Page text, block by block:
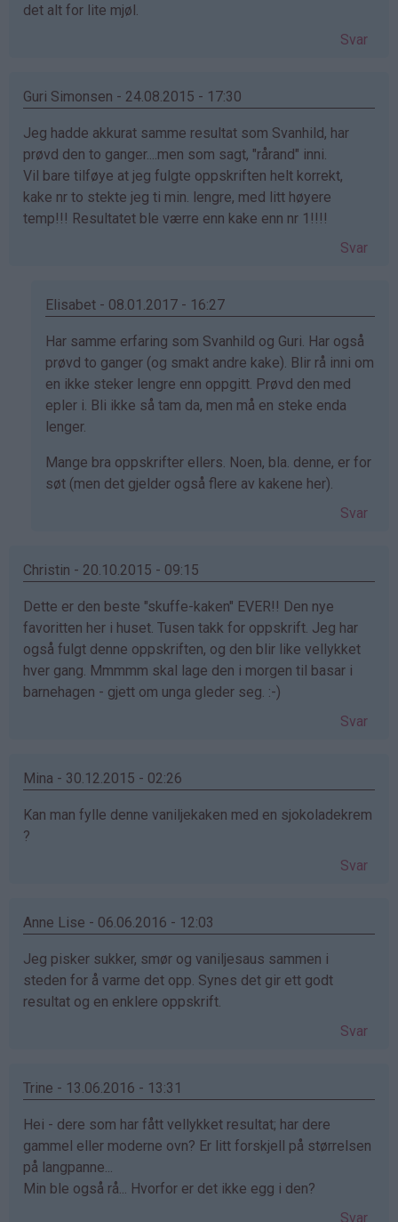
det alt for lite mjøl.
Svar
Guri Simonsen - 24.08.2015 - 17:30
Jeg hadde akkurat samme resultat som Svanhild, har
prøvd den to ganger....men som sagt, "rårand" inni.
Vil bare tilføye at jeg fulgte oppskriften helt korrekt,
kake nr to stekte jeg ti min. lengre, med litt høyere
temp!!! Resultatet ble værre enn kake enn nr 1!!!!
Svar
Elisabet - 08.01.2017 - 16:27
Som
svar
på
av
Guri
(ikke
bekreftet)
Har samme erfaring som Svanhild og Guri. Har også
prøvd to ganger (og smakt andre kake). Blir rå inni om
en ikke steker lengre enn oppgitt. Prøvd den med
epler i. Bli ikke så tam da, men må en steke enda
lenger.
Mange bra oppskrifter ellers. Noen, bla. denne, er for
søt (men det gjelder også flere av kakene her).
Svar
Christin - 20.10.2015 - 09:15
Dette er den beste "skuffe-kaken" EVER!! Den nye
favoritten her i huset. Tusen takk for oppskrift. Jeg har
også fulgt denne oppskriften, og den blir like vellykket
hver gang. Mmmmm skal lage den i morgen til basar i
barnehagen - gjett om unga gleder seg. :-)
Svar
Mina - 30.12.2015 - 02:26
Kan man fylle denne vaniljekaken med en sjokoladekrem
?
Svar
Anne Lise - 06.06.2016 - 12:03
Jeg pisker sukker, smør og vaniljesaus sammen i
steden for å varme det opp. Synes det gir ett godt
resultat og en enklere oppskrift.
Svar
Trine - 13.06.2016 - 13:31
Hei - dere som har fått vellykket resultat; har dere
gammel eller moderne ovn? Er litt forskjell på størrelsen
på langpanne...
Min ble også rå... Hvorfor er det ikke egg i den?
Svar